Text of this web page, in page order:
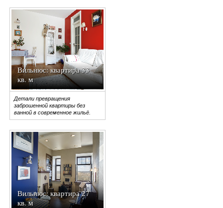
Вильнюс: квартира 33
кв. м
Детали превращения
заброшенной квартиры без
ванной в современное жильё.
Вильнюс: квартира 27
кв. м